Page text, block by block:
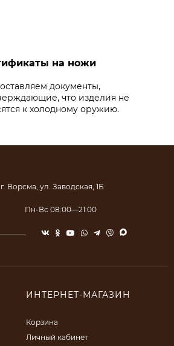
на ножи
документы,
что изделия не
к холодному оружию.
г. Ворсма, ул. Заводская, 1Б
Пн-Вс 08:00—21:00
ИНТЕРНЕТ-МАГАЗИН
Корзина
Личный кабинет